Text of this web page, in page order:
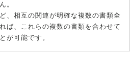
。
、相互の関連が明確な複数の書類全
ば、これらの複数の書類を合わせて
が可能です。